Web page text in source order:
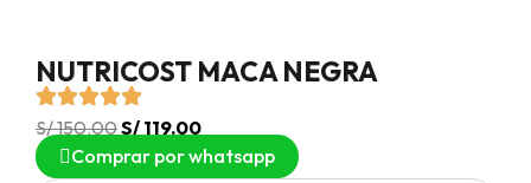
NUTRICOST MACA NEGRA
S/150.00S/ 119.00
Comprar por whatsapp